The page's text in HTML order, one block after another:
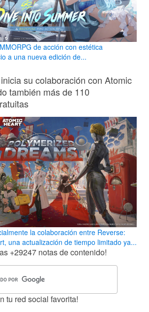
de acción con estética
a una nueva edición de...
su colaboración con Atomic
también más de 110
la colaboración entre Reverse:
una actualización de tiempo limitado ya...
+29247 notas de contenido!
tu red social favorita!